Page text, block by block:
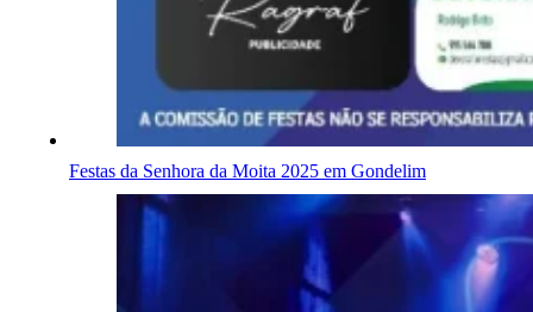
Festas da Senhora da Moita 2025 em Gondelim